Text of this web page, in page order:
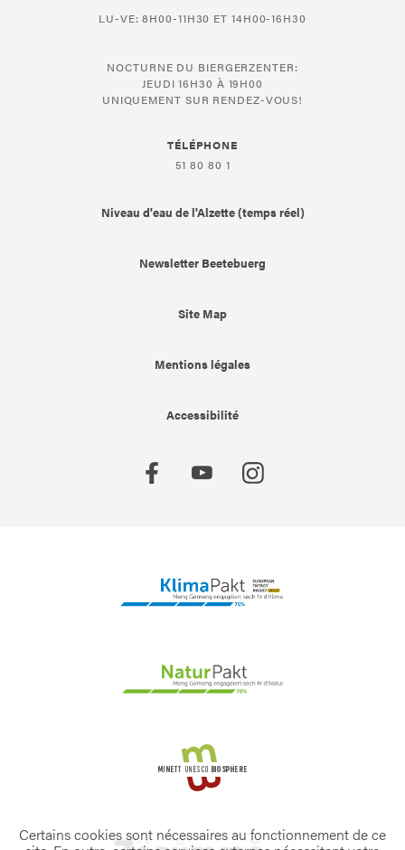
LU-VE: 8H00-11H30 ET 14H00-16H30
NOCTURNE DU BIERGERZENTER:
JEUDI 16H30 À 19H00
UNIQUEMENT SUR RENDEZ-VOUS!
TÉLÉPHONE
51 80 80 1
Niveau d'eau de l'Alzette (temps réel)
Newsletter Beetebuerg
Site Map
Mentions légales
Accessibilité
Certains cookies sont nécessaires au fonctionnement de ce